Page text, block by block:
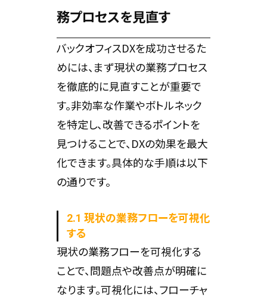
務プロセスを見直す
バックオフィスDXを成功させるた
めには、まず現状の業務プロセス
を徹底的に見直すことが重要で
す。非効率な作業やボトルネック
を特定し、改善できるポイントを
見つけることで、DXの効果を最大
化できます。具体的な手順は以下
の通りです。
2.1 現状の業務フローを可視化
する
現状の業務フローを可視化する
ことで、問題点や改善点が明確に
なります。可視化には、フローチャ